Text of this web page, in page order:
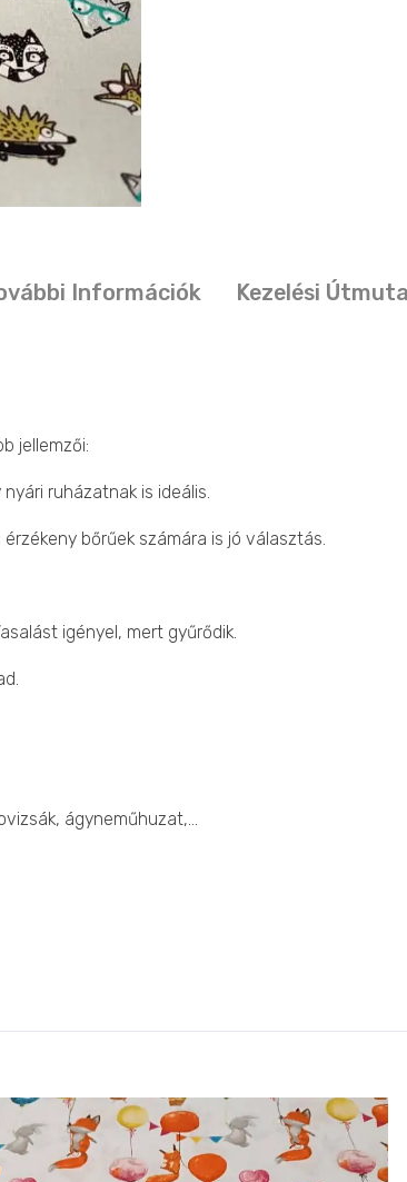
Információk Kezelési
jellemzői:
ruházatnak is ideális.
bőrűek számára is jó választás.
igényel, mert gyűrődik.
ágyneműhuzat,…